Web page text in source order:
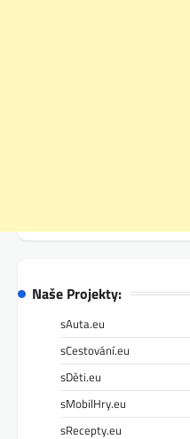
Naše Projekty:
sAuta.eu
sCestování.eu
sDěti.eu
sMobilHry.eu
sRecepty.eu